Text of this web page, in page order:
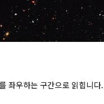
좌우하는 구간으로 읽힙니